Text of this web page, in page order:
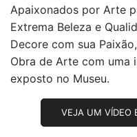
Apaixonados por Arte
Extrema Beleza e
Decore com sua
Obra de Arte com uma
exposto no Museu.
VEJA UM VÍDEO